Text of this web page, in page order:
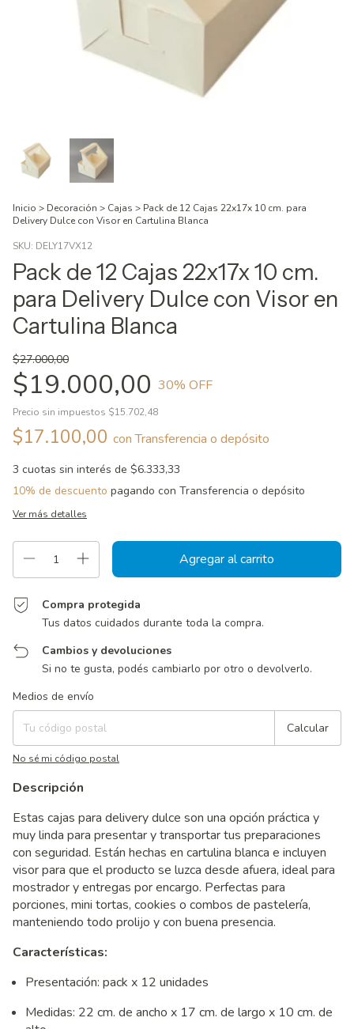
Inicio > Decoración > Cajas > Pack de 12 Cajas 22x17x 10 cm. para
Delivery Dulce con Visor en Cartulina Blanca
SKU: DELY17VX12
Pack de 12 Cajas 22x17x 10 cm.
para Delivery Dulce con Visor en
Cartulina Blanca
$27.000,00
$19.000,00 30% OFF
Precio sin impuestos $15.702,48
$17.100,00 con Transferencia o depósito
3 cuotas sin interés de $6.333,33
10% de descuento pagando con Transferencia o depósito
Ver más detalles
Compra protegida
Tus datos cuidados durante toda la compra.
Cambios y devoluciones
Si no te gusta, podés cambiarlo por otro o devolverlo.
Entregas para el CP:
Medios de envío
Calcular
No sé mi código postal
Descripción
Estas cajas para delivery dulce son una opción práctica y
muy linda para presentar y transportar tus preparaciones
con seguridad. Están hechas en cartulina blanca e incluyen
visor para que el producto se luzca desde afuera, ideal para
mostrador y entregas por encargo. Perfectas para
porciones, mini tortas, cookies o combos de pastelería,
manteniendo todo prolijo y con buena presencia.
Características:
Presentación: pack x 12 unidades
Medidas: 22 cm. de ancho x 17 cm. de largo x 10 cm. de